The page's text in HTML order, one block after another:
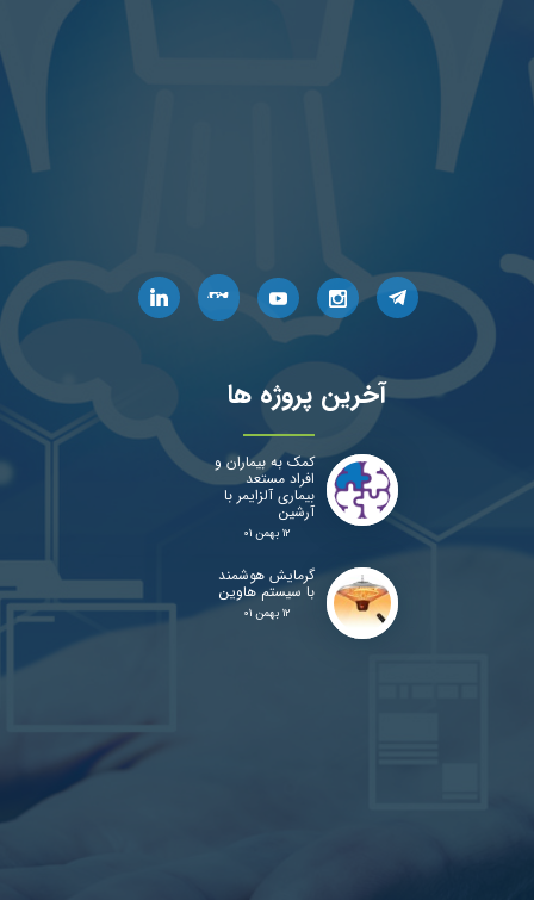
آخرین پروژه ها
کمک به بیماران و
افراد مستعد
بیماری آلزایمر با
آرشین
۱۲ بهمن ۰۱
گرمایش هوشمند
با سیستم هاوین
۱۲ بهمن ۰۱